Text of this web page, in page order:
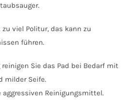
viel Politur, das kann zu
führen.
Sie das Pad bei Bedarf mit
milder Seife.
aggressiven Reinigungsmittel.